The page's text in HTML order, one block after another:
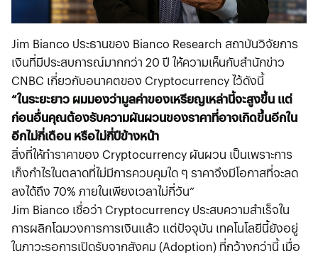
Jim Bianco ประธานของ Bianco Research สถาบันวิจัยการ
เงินที่มีประสบการณ์มากกว่า 20 ปี ให้ความเห็นกับสำนักข่าว
CNBC เกี่ยวกับอนาคตของ Cryptocurrency ไว้ดังนี้
“ในระยะยาว ผมมองว่ามูลค่าของเหรียญเหล่านี้จะสูงขึ้น แต่
ก่อนอื่นคุณต้องรับความผันผวนของราคาที่อาจเกิดขึ้นอีกใน
อีกไม่กี่เดือน หรือไม่กี่ปีข้างหน้า
สิ่งที่ให้ทำราคาของ Cryptocurrency ผันผวน เป็นเพราะการ
เก็งกำไรในตลาดที่ไม่มีการควบคุมใด ๆ ราคาจึงมีโอกาสที่จะลด
ลงได้ถึง 70% ภายในเพียงเวลาไม่กี่วัน”
Jim Bianco เชื่อว่า Cryptocurrency ประสบความสำเร็จใน
การผลิกโฉมวงการการเงินแล้ว แต่ปัจจุบัน เทคโนโลยีนี้ยังอยู่
ในภาวะรอการเปิดรับจากสังคม (Adoption) ที่กว้างกว่านี้ เมื่อ